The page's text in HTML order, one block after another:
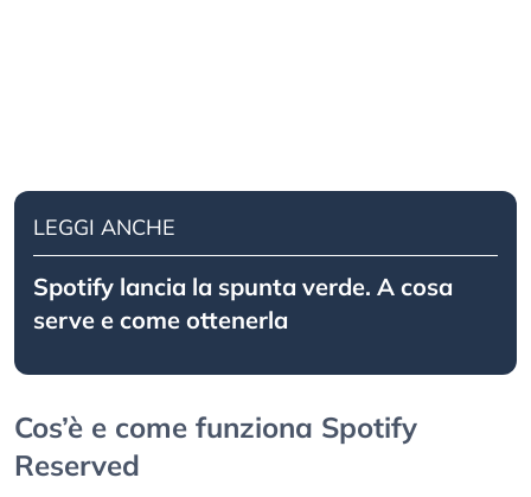
LEGGI ANCHE
Spotify lancia la spunta verde. A cosa
serve e come ottenerla
Cos’è e come funziona Spotify
Reserved